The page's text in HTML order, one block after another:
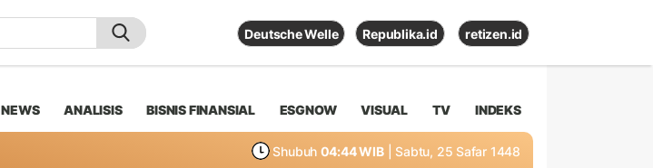
Deutsche Welle Republika.id retizen.id
NEWS ANALISIS BISNIS FINANSIAL ESGNOW VISUAL TV INDEKS
Shubuh 04:44 WIB | Sabtu, 25 Safar 1448